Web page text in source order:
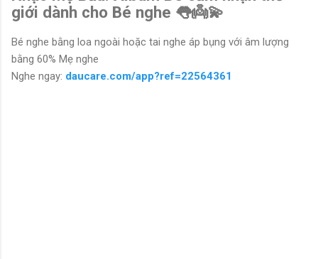
giới dành cho Bé nghe 👅👼💫
Bé nghe bằng loa ngoài hoặc tai nghe áp bụng với âm lượng
bằng 60% Mẹ nghe
Nghe ngay: daucare.com/app?ref=22564361